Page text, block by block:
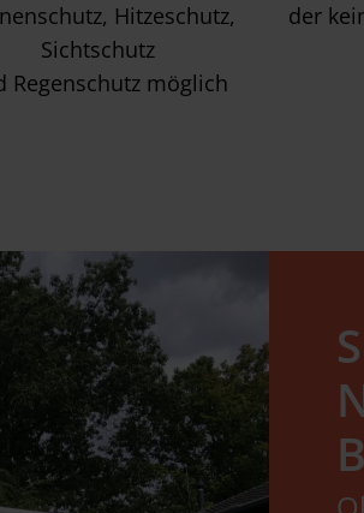
Hitzeschutz,
Sichtschutz
Regenschutz möglich
der